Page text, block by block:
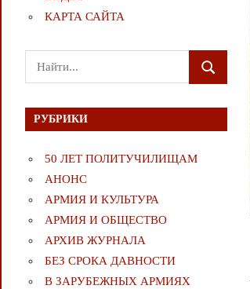
КАРТА САЙТА
Поиск
для:
ПОИСК
РУБРИКИ
50 ЛЕТ ПОЛИТУЧИЛИЩАМ
АНОНС
АРМИЯ И КУЛЬТУРА
АРМИЯ И ОБЩЕСТВО
АРХИВ ЖУРНАЛА
БЕЗ СРОКА ДАВНОСТИ
В ЗАРУБЕЖНЫХ АРМИЯХ